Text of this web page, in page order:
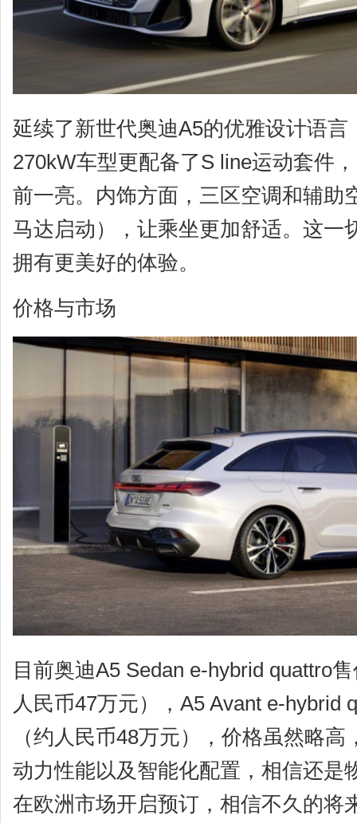
延续了新世代奥迪A5的优雅设计语言
270kW车型更配备了S line运动套件
前一亮。内饰方面，三区空调和辅助
马达启动），让乘坐更加舒适。这一
拥有更美好的体验。
价格与市场
目前奥迪A5 Sedan e-hybrid quattro
人民币47万元），A5 Avant e-hybrid
（约人民币48万元），价格虽然略
动力性能以及智能化配置，相信还是
在欧洲市场开启预订，相信不久的将